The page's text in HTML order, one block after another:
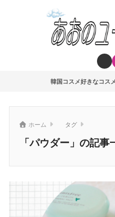
韓国コスメ好きなコス
ホーム タグ
「パウダー」の記事